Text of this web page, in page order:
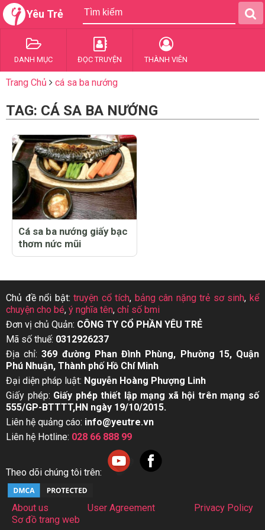
Yêu Trẻ
DANH MỤC ĐỌC TRUYỆN THÀNH VIÊN
Trang Chủ cá sa ba nướng
TAG: CÁ SA BA NƯỚNG
Cá sa ba nướng giấy bạc
thơm nức mũi
Chủ đề nổi bật:truyện cổ tích, bảng cân nặng trẻ sơ sinh,kể
chuyện cho bé, ý nghĩa tên, chỉ số bmi
Đơn vị chủ Quản: CÔNG TY CỔ PHẦN YÊU TRẺ
Mã số thuế: 0312926237
Địa chỉ:369 đường Phan Đình Phùng, Phường 15, Quận
Phú Nhuận, Thành phố Hồ Chí Minh
Đại diện pháp luật: Nguyễn Hoàng Phượng Linh
Giấy phép: Giấy phép thiết lập mạng xã hội trên mạng số
555/GP-BTTTT,HN ngày 19/10/2015.
Liên hệ quảng cáo: info@yeutre.vn
Liên hệ Hotline: 028 66 888 99
Theo dõi chúng tôi trên:
About us User Agreement
Privacy Policy
Sơ đồ trang web